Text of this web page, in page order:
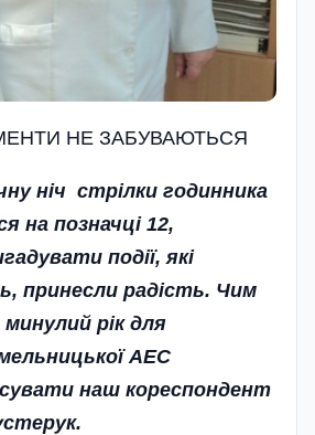
НЕ ЗАБУВАЮТЬСЯ
ніч стрілки годинника
на позначці 12,
події, які
принесли радість. Чим
рік для
АЕС
наш кореспондент